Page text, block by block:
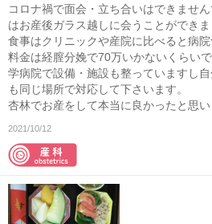
コロナ禍で面会・立ち合いはできませ
はお産後ガラス越しに会うことができま
食事はクリニックや産院に比べると病院
料金は経膣分娩で70万いかないくらい
学病院で設備・施設も整っていますし
も同じ場所で対応して下さいます。
杏林でお産をして本当に良かったと思い
2021/10/12